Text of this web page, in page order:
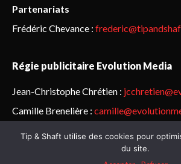
Partenariats
Frédéric Chevance :
Régie publicitaire Evolution Media
Jean-Christophe Chrétien :
Camille Brenelière :
© Sailorz 2015-2025. Tous droits
politique de
Tip & Shaft utilise des cookies pour
du site.